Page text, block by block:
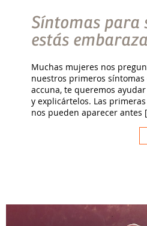
Síntomas para
estás
Muchas mujeres nos
nuestros primeros síntomas
accuna, te queremos
y explicártelos. Las
nos pueden aparecer antes